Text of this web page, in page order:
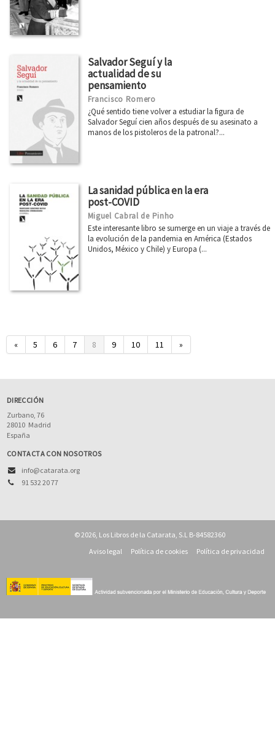
Salvador Seguí y la
actualidad de su
pensamiento
Francisco Romero
¿Qué sentido tiene volver a estudiar la figura de
Salvador Seguí cien años después de su asesinato a
manos de los pistoleros de la patronal?...
La sanidad pública en la era
post-COVID
Miguel Cabral de Pinho
Este interesante libro se sumerge en un viaje a través de
la evolución de la pandemia en América (Estados
Unidos, México y Chile) y Europa (...
« 5 6 7 8 9 10 11 »
DIRECCIÓN
Zurbano, 76
28010 Madrid
España
CONTACTA CON NOSOTROS
info@catarata.org
91 532 20 77
© 2026, Los Libros de la Catarata, S.L B-84582360
Aviso legal
Política de cookies Política de privacidad